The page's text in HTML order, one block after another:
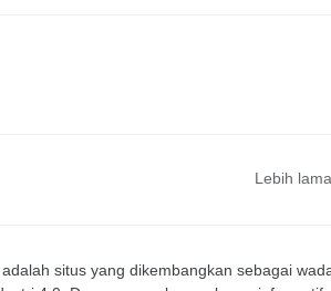
Lebih lama
situs yang dikembangkan sebagai